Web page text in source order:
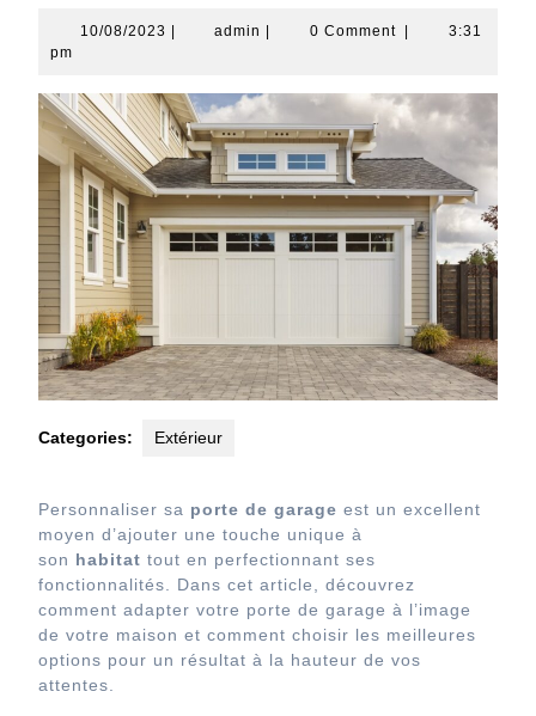
10/08/2023 10/08/2023
admin admin 0 Comment
3:31
pm
Categories: Extérieur
Personnaliser sa porte de garage est un excellent
moyen d’ajouter une touche unique à
son habitat tout en perfectionnant ses
fonctionnalités. Dans cet article, découvrez
comment adapter votre porte de garage à l’image
de votre maison et comment choisir les meilleures
options pour un résultat à la hauteur de vos
attentes.